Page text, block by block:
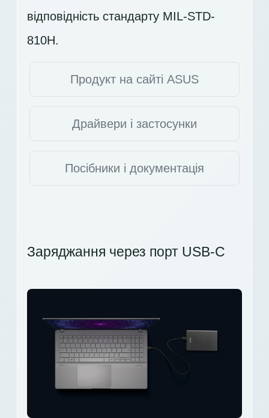
відповідність стандарту MIL-STD-
810H.
Продукт на сайті ASUS
Драйвери і застосунки
Посібники і документація
Заряджання через порт USB-C